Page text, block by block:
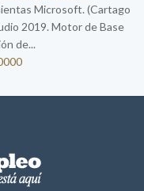
Microsoft. (Cartago
2019. Motor de Base
de...